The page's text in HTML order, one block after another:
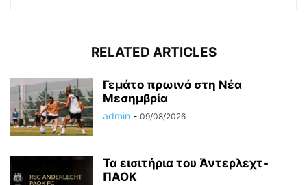
RELATED ARTICLES
Γεμάτο πρωινό στη Νέα
Μεσημβρία
admin - 09/08/2026
Τα εισιτήρια του Άντερλεχτ-
ΠΑΟΚ